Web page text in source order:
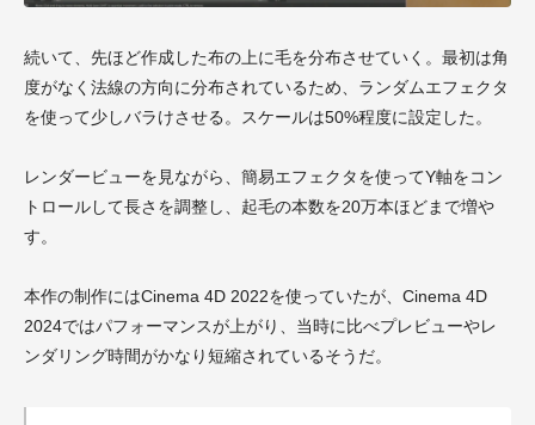
続いて、先ほど作成した布の上に毛を分布させていく。最初は角
度がなく法線の方向に分布されているため、ランダムエフェクタ
を使って少しバラけさせる。スケールは50%程度に設定した。
レンダービューを見ながら、簡易エフェクタを使ってY軸をコン
トロールして長さを調整し、起毛の本数を20万本ほどまで増や
す。
本作の制作にはCinema 4D 2022を使っていたが、Cinema 4D
2024ではパフォーマンスが上がり、当時に比べプレビューやレ
ンダリング時間がかなり短縮されているそうだ。